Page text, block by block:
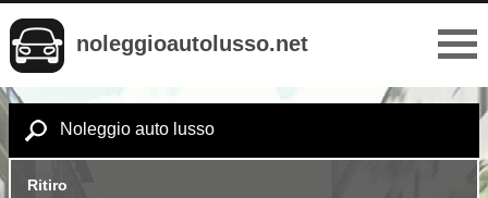
noleggioautolusso.net
Noleggio auto lusso
Ritiro